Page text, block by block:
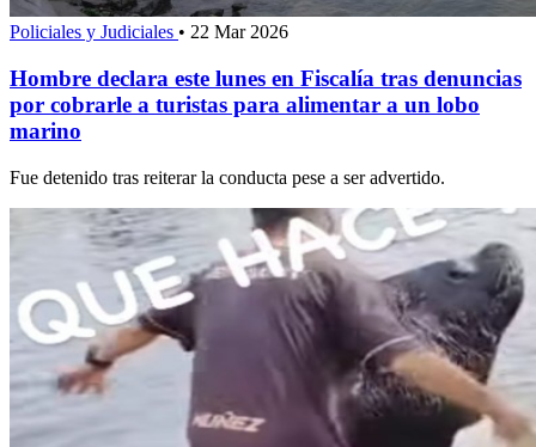
Policiales y Judiciales • 22 Mar 2026
Hombre declara este lunes en Fiscalía tras denuncias
por cobrarle a turistas para alimentar a un lobo
marino
Fue detenido tras reiterar la conducta pese a ser advertido.